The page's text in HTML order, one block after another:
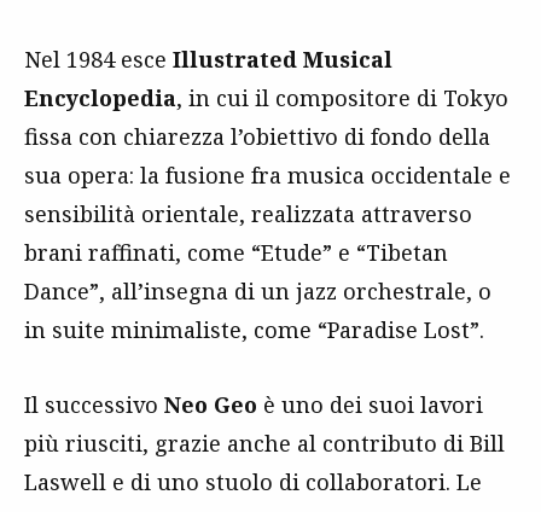
Nel 1984 esce Illustrated Musical
Encyclopedia, in cui il compositore di Tokyo
fissa con chiarezza l’obiettivo di fondo della
sua opera: la fusione fra musica occidentale e
sensibilità orientale, realizzata attraverso
brani raffinati, come “Etude” e “Tibetan
Dance”, all’insegna di un jazz orchestrale, o
in suite minimaliste, come “Paradise Lost”.
Il successivo Neo Geo è uno dei suoi lavori
più riusciti, grazie anche al contributo di Bill
Laswell e di uno stuolo di collaboratori. Le